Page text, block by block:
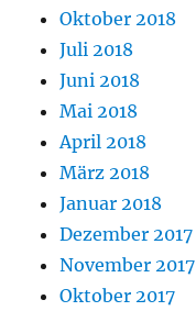
Oktober 2018
Juli 2018
Juni 2018
Mai 2018
April 2018
März 2018
Januar 2018
Dezember 2017
November 2017
Oktober 2017